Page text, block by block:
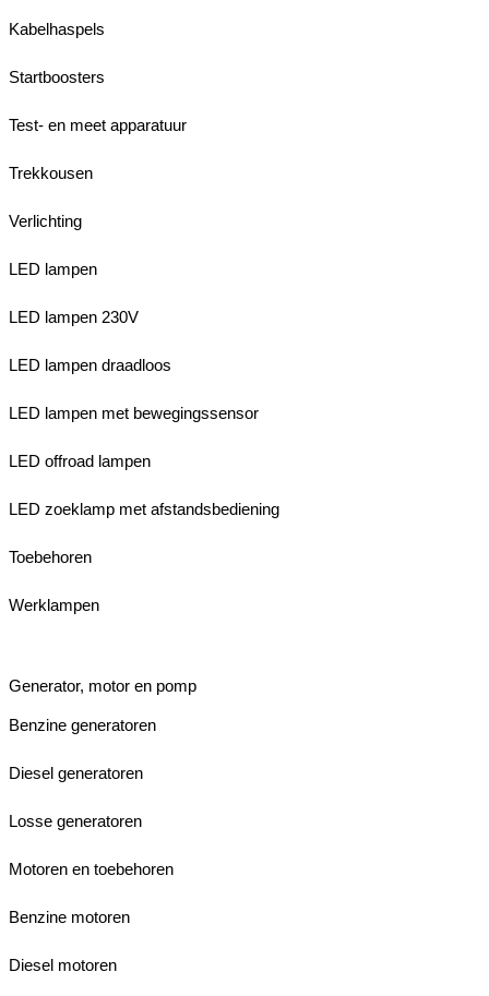
Kabelhaspels
Startboosters
Test- en meet apparatuur
Trekkousen
Verlichting
LED lampen
LED lampen 230V
LED lampen draadloos
LED lampen met bewegingssensor
LED offroad lampen
LED zoeklamp met afstandsbediening
Toebehoren
Werklampen
Generator, motor en pomp
Benzine generatoren
Diesel generatoren
Losse generatoren
Motoren en toebehoren
Benzine motoren
Diesel motoren